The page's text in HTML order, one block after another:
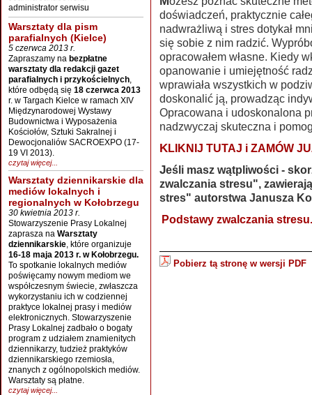
administrator serwisu
Warsztaty dla pism
parafialnych (Kielce)
5 czerwca 2013 r.
Zapraszamy na bezpłatne
warsztaty dla redakcji gazet
parafialnych i przykościelnych,
które odbędą się 18 czerwca 2013
r. w Targach Kielce w ramach XIV
Międzynarodowej Wystawy
Budownictwa i Wyposażenia
Kościołów, Sztuki Sakralnej i
Dewocjonaliów SACROEXPO (17-
19 VI 2013).
czytaj więcej...
Warsztaty dziennikarskie dla
mediów lokalnych i
regionalnych w Kołobrzegu
30 kwietnia 2013 r.
Stowarzyszenie Prasy Lokalnej
zaprasza na Warsztaty
dziennikarskie, które organizuje
16-18 maja 2013 r. w Kołobrzegu.
To spotkanie lokalnych mediów
poświęcamy nowym mediom we
współczesnym świecie, zwłaszcza
wykorzystaniu ich w codziennej
praktyce lokalnej prasy i mediów
elektronicznych. Stowarzyszenie
Prasy Lokalnej zadbało o bogaty
program z udziałem znamienitych
dziennikarzy, tudzież praktyków
dziennikarskiego rzemiosła,
znanych z ogólnopolskich mediów.
Warsztaty są płatne.
czytaj więcej...
doświadczeń, praktycznie
nadwrażliwą i stres dotykał
się sobie z nim radzić.
opracowałem własne. Kiedy
opanowanie i umiejętność
wprawiała wszystkich w
doskonalić ją, prowadząc
Opracowana i udoskonalona
nadzwyczaj skuteczna i
KLIKNIJ TUTAJ i ZAMÓW
Jeśli masz wątpliwości - skorzystaj z darmowego ebooka "Podstawy
zwalczania stresu",
stres" autorstwa Janusza
Podstawy zwalczania
Pobierz tą stronę w wersji PDF